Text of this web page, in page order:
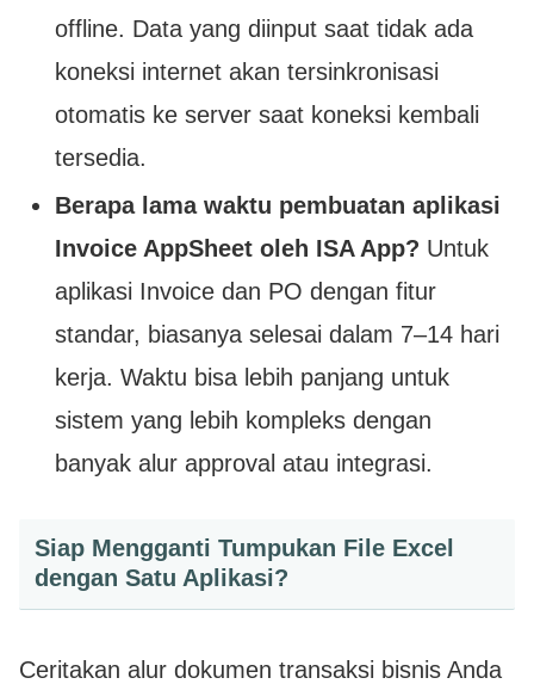
offline. Data yang diinput saat tidak ada
koneksi internet akan tersinkronisasi
otomatis ke server saat koneksi kembali
tersedia.
Berapa lama waktu pembuatan aplikasi
Invoice AppSheet oleh ISA App? Untuk
aplikasi Invoice dan PO dengan fitur
standar, biasanya selesai dalam 7–14 hari
kerja. Waktu bisa lebih panjang untuk
sistem yang lebih kompleks dengan
banyak alur approval atau integrasi.
Siap Mengganti Tumpukan File Excel
dengan Satu Aplikasi?
Ceritakan alur dokumen transaksi bisnis Anda